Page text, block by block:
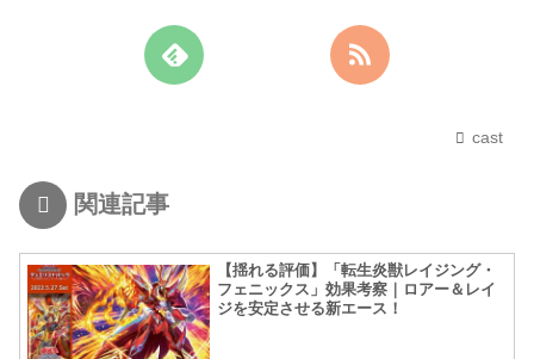
cast
関連記事
【揺れる評価】「転生炎獣レイジング・
フェニックス」効果考察｜ロアー＆レイ
ジを安定させる新エース！